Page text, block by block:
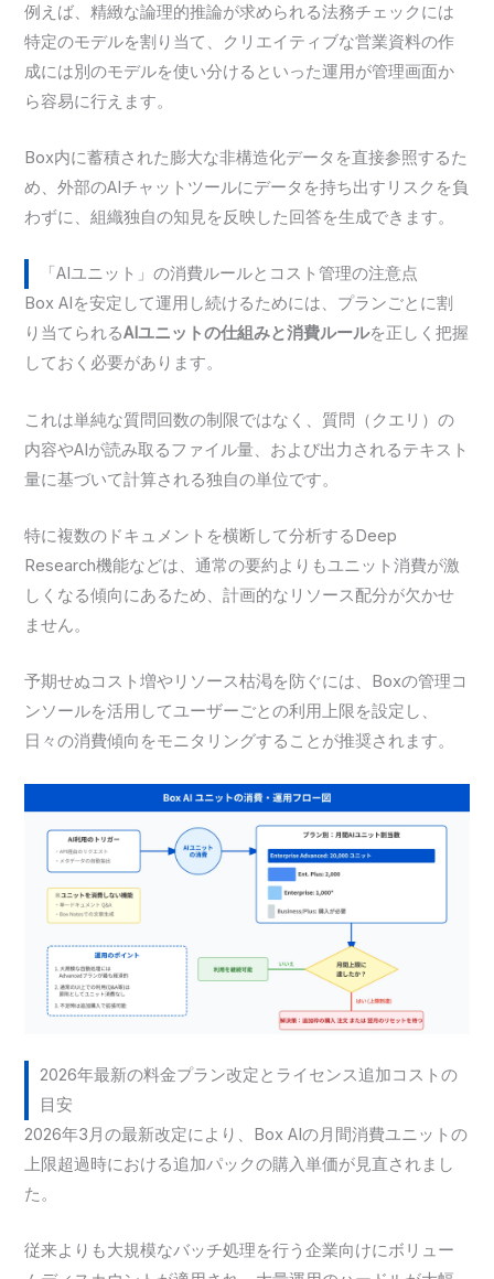
例えば、精緻な論理的推論が求められる法務チェックには
特定のモデルを割り当て、クリエイティブな営業資料の作
成には別のモデルを使い分けるといった運用が管理画面か
ら容易に行えます。
Box内に蓄積された膨大な非構造化データを直接参照するた
め、外部のAIチャットツールにデータを持ち出すリスクを負
わずに、組織独自の知見を反映した回答を生成できます。
「AIユニット」の消費ルールとコスト管理の注意点
Box AIを安定して運用し続けるためには、プランごとに割
り当てられるAIユニットの仕組みと消費ルールを正しく把握
しておく必要があります。
これは単純な質問回数の制限ではなく、質問（クエリ）の
内容やAIが読み取るファイル量、および出力されるテキスト
量に基づいて計算される独自の単位です。
特に複数のドキュメントを横断して分析するDeep
Research機能などは、通常の要約よりもユニット消費が激
しくなる傾向にあるため、計画的なリソース配分が欠かせ
ません。
予期せぬコスト増やリソース枯渇を防ぐには、Boxの管理コ
ンソールを活用してユーザーごとの利用上限を設定し、
日々の消費傾向をモニタリングすることが推奨されます。
2026年最新の料金プラン改定とライセンス追加コストの
目安
2026年3月の最新改定により、Box AIの月間消費ユニットの
上限超過時における追加パックの購入単価が見直されまし
た。
従来よりも大規模なバッチ処理を行う企業向けにボリュー